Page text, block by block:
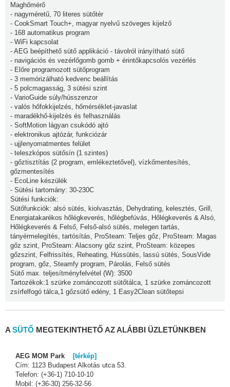
Maghőmérő
- nagyméretű, 70 literes sütőtér
- CookSmart Touch+, magyar nyelvű szöveges kijelző
- 168 automatikus program
- WiFi kapcsolat
- AEG beépíthető sütő applikáció - távolról irányítható sütő
- navigációs és vezérlőgomb gomb + érintőkapcsolós vezérlés
- Előre programozott sütőprogram
- 3 memórizálható kedvenc beállítás
- 5 polcmagasság, 3 sütési szint
- VarioGuide súly/hússzenzor
- valós hőfokkijelzés, hőmérséklet-javaslat
- maradékhő-kijelzés és felhasználás
- SoftMotion lágyan csukódó ajtó
- elektronikus ajtózár, funkciózár
- ujjlenyomatmentes felület
- teleszkópos sütősín (1 szintes)
- gőztisztítás (2 program, emlékeztetővel), vízkőmentesítés,
gőzmentesítés
- EcoLine készülék
- Sütési tartomány: 30-230C
Sütési funkciók:
Sütőfunkciók: alsó sütés, kiolvasztás, Dehydrating, kelesztés, Grill,
Energiatakarékos hőlégkeverés, hőlégbefúvás, Hőlégkeverés & Alsó,
Hőlégkeverés & Felső, Felső-alsó sütés, melegen tartás,
tányérmelegítés, tartósítás, ProSteam: Teljes gőz, ProSteam: Magas
gőz szint, ProSteam: Alacsony gőz szint, ProSteam: közepes
gőzszint, Felfrissítés, Reheating, Hússütés, lassú sütés, SousVide
program, gőz, Steamfy program, Párolás, Felső sütés
Sütő max. teljesítményfelvétel (W): 3500
Tartozékok:1 szürke zománcozott sütőtálca, 1 szürke zománcozott
zsírfelfogó tálca,1 gőzsütő edény, 1 Easy2Clean sütőtepsi
A SÜTŐ MEGTEKINTHETŐ AZ ALÁBBI ÜZLETÜNKBEN
AEG MOM Park [térkép]
Cím: 1123 Budapest Alkotás utca 53.
Telefon: (+36-1) 710-10-10
Mobil: (+36-30) 256-32-56